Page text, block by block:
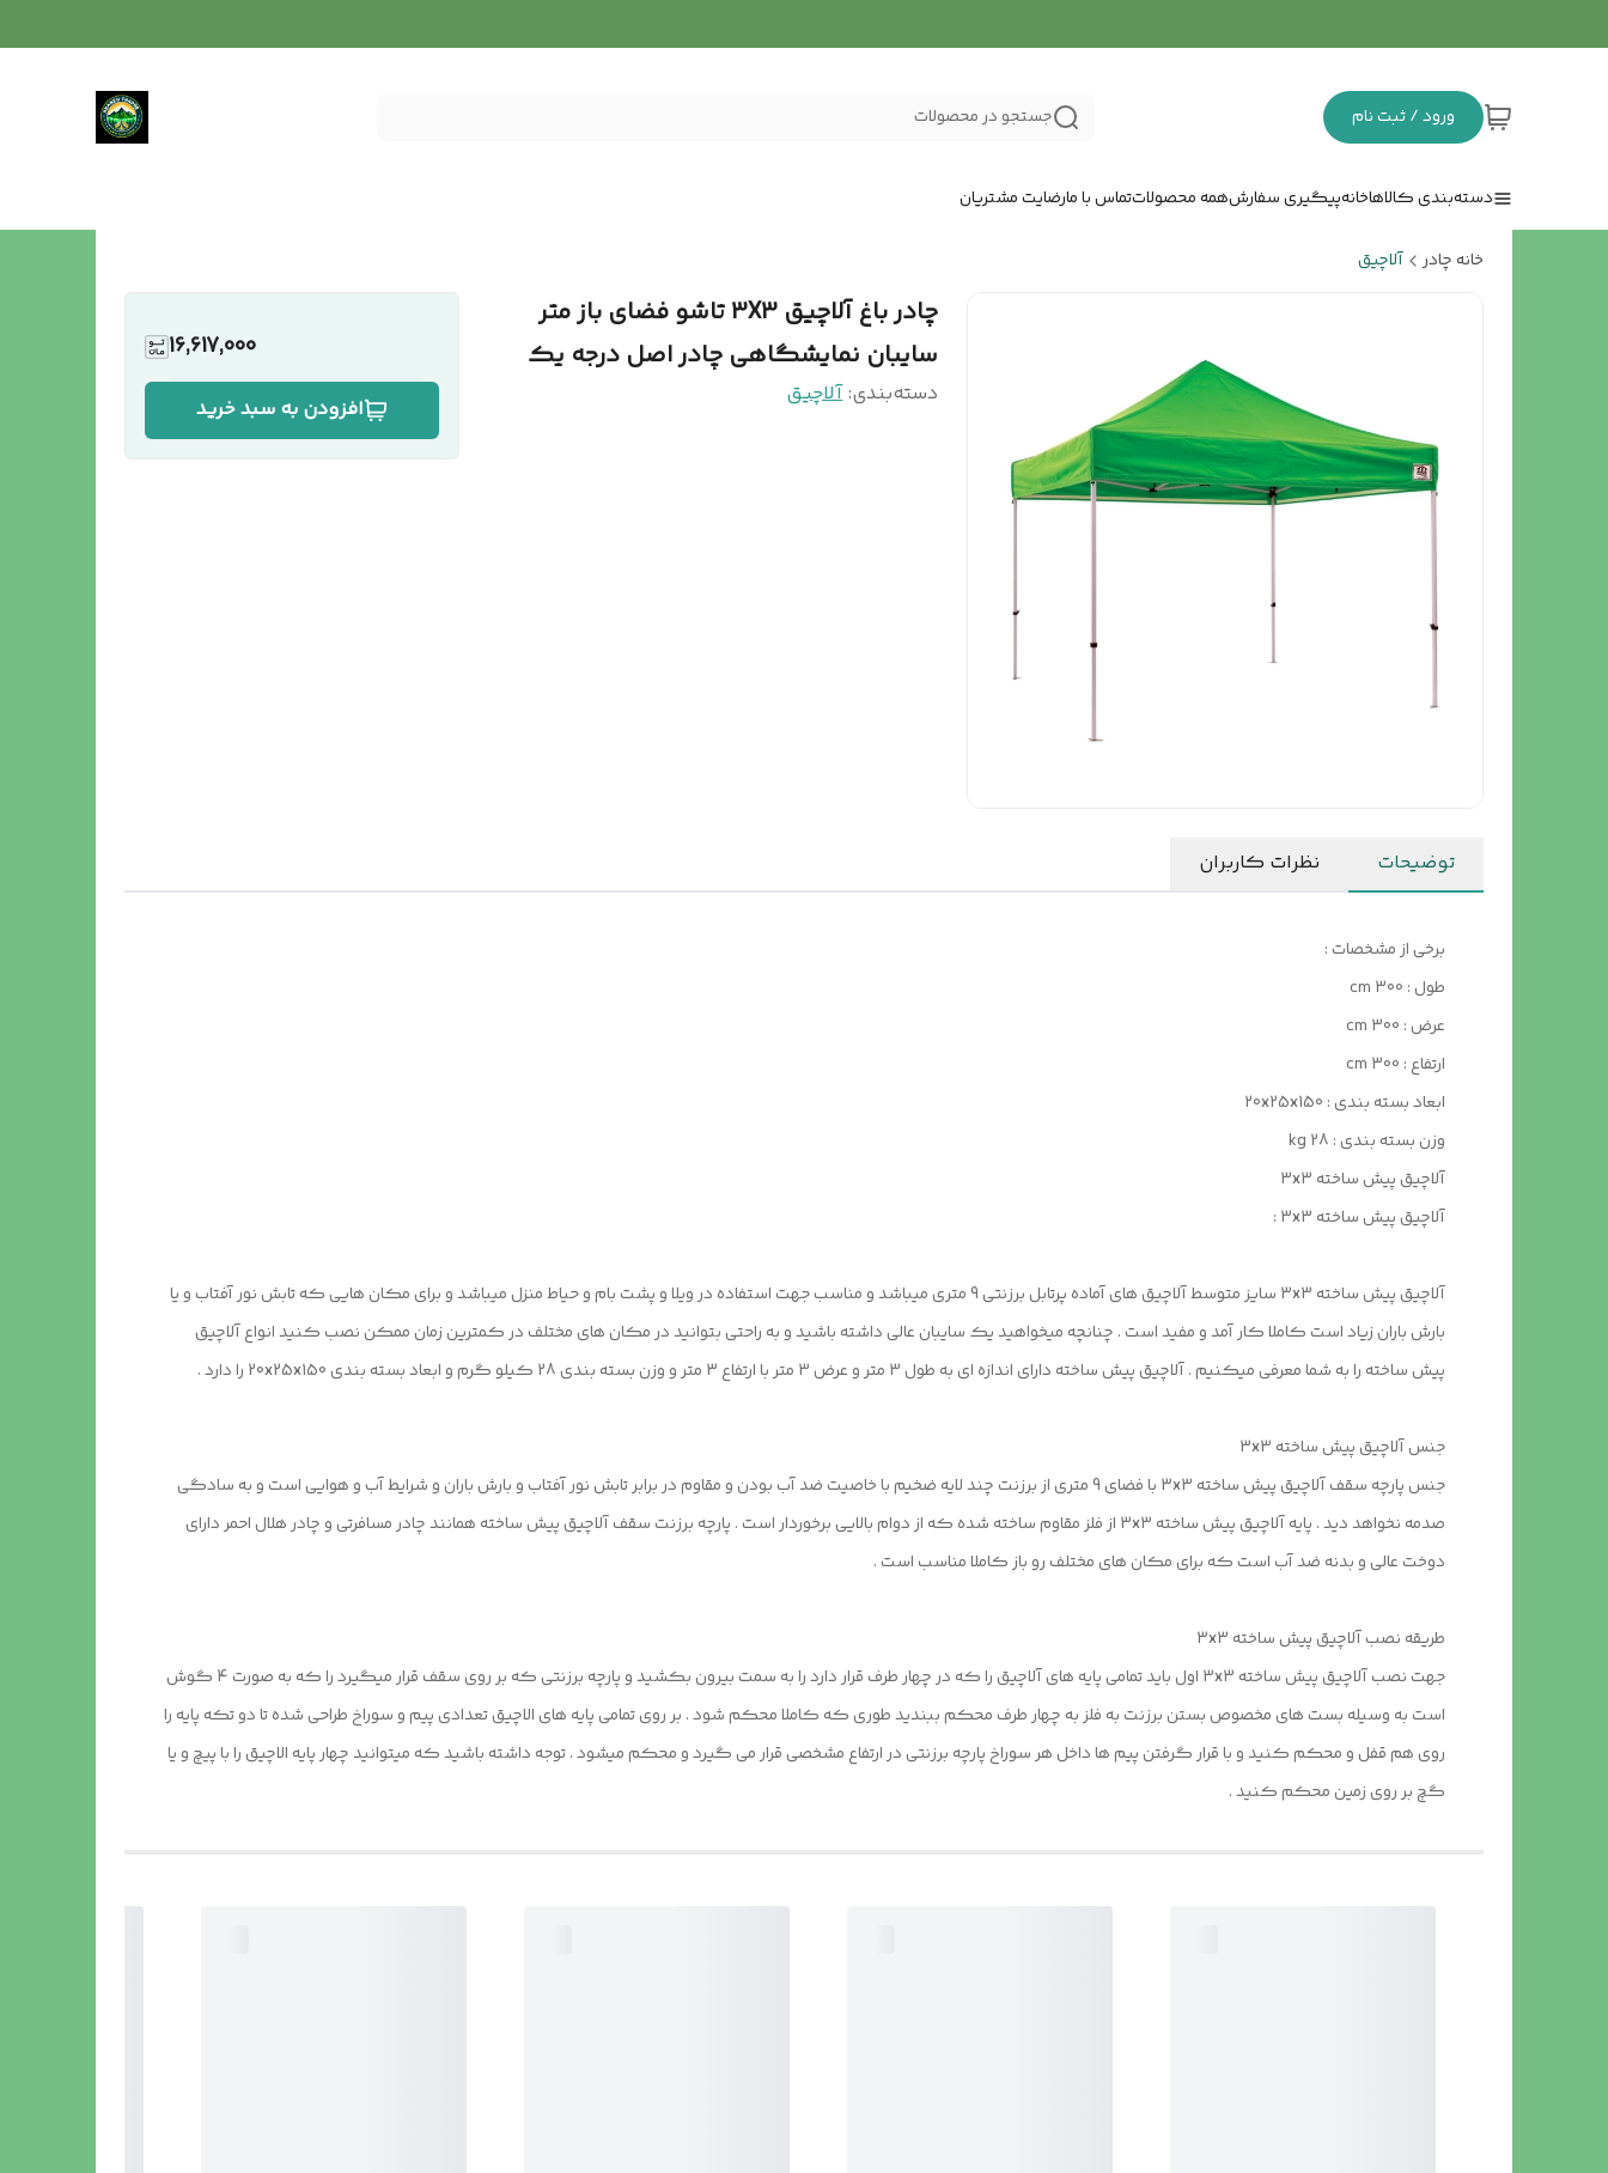
ورود / ثبت نام جستجو در محصولات
دسته‌بندی کالاهاخانهپیگیری سفارشهمه محصولاتتماس با مارضایت مشتریان
خانه چادر آلاچیق
چادر باغ آلاچیق 3X3 تاشو فضای باز متر
سایبان نمایشگاهی چادر اصل درجه یک
دسته‌بندی:آلاچیق
16,617,000
افزودن به سبد خرید
توضیحات نظرات کاربران
برخی از مشخصات :
طول : 300 cm
عرض : 300 cm
ارتفاع : 300 cm
ابعاد بسته بندی : 20x25x150
وزن بسته بندی : 28 kg
آلاچیق پیش ساخته 3x3
آلاچیق پیش ساخته 3x3 :
آلاچیق پیش ساخته 3x3 سایز متوسط آلاچیق های آماده پرتابل برزنتی 9 متری میباشد و مناسب جهت استفاده در ویلا و پشت بام و حیاط منزل میباشد و برای مکان هایی که تابش نور آفتاب و یا
بارش باران زیاد است کاملا کار آمد و مفید است . چنانچه میخواهید یک سایبان عالی داشته باشید و به راحتی بتوانید در مکان های مختلف در کمترین زمان ممکن نصب کنید انواع آلاچیق
پیش ساخته را به شما معرفی میکنیم . آلاچیق پیش ساخته دارای اندازه ای به طول 3 متر و عرض 3 متر با ارتفاع 3 متر و وزن بسته بندی 28 کیلو گرم و ابعاد بسته بندی 20x25x150 را دارد .
جنس آلاچیق پیش ساخته 3x3
جنس پارچه سقف آلاچیق پیش ساخته 3x3 با فضای 9 متری از برزنت چند لایه ضخیم با خاصیت ضد آب بودن و مقاوم در برابر تابش نور آفتاب و بارش باران و شرایط آب و هوایی است و به سادگی
صدمه نخواهد دید . پایه آلاچیق پیش ساخته 3x3 از فلز مقاوم ساخته شده که از دوام بالایی برخوردار است . پارچه برزنت سقف آلاچیق پیش ساخته همانند چادر مسافرتی و چادر هلال احمر دارای
دوخت عالی و بدنه ضد آب است که برای مکان های مختلف رو باز کاملا مناسب است .
طریقه نصب آلاچیق پیش ساخته 3x3
جهت نصب آلاچیق پیش ساخته 3x3 اول باید تمامی پایه های آلاچیق را که در چهار طرف قرار دارد را به سمت بیرون بکشید و پارچه برزنتی که بر روی سقف قرار میگیرد را که به صورت 4 گوش
است به وسیله بست های مخصوص بستن برزنت به فلز به چهار طرف محکم ببندید طوری که کاملا محکم شود . بر روی تمامی پایه های الاچیق تعدادی پیم و سوراخ طراحی شده تا دو تکه پایه را
روی هم قفل و محکم کنید و با قرار گرفتن پیم ها داخل هر سوراخ پارچه برزنتی در ارتفاع مشخصی قرار می گیرد و محکم میشود . توجه داشته باشید که میتوانید چهار پایه الاچیق را با پیچ و یا
گچ بر روی زمین محکم کنید .